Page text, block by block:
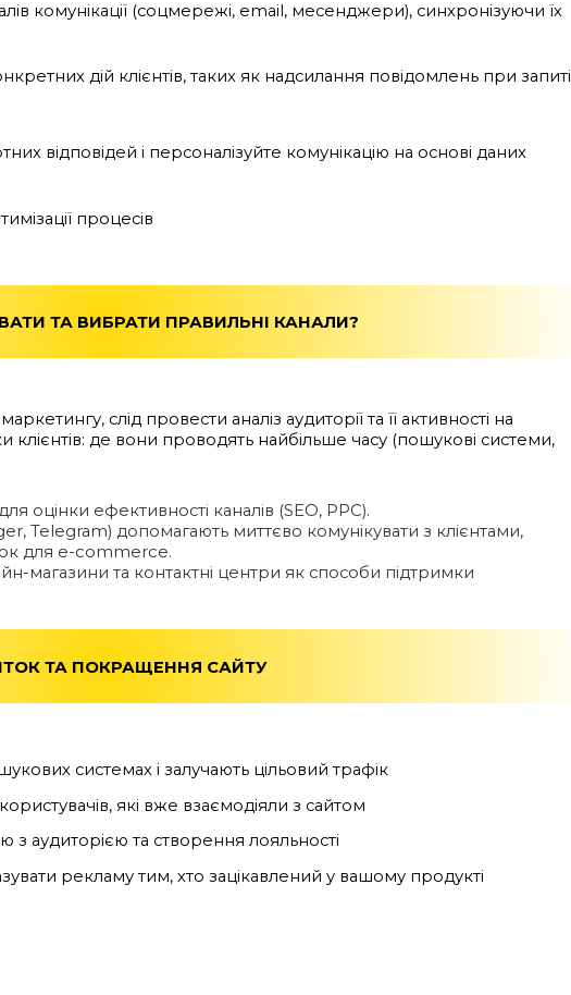
комунікації (соцмережі, email, месенджери), синхронізуючи їх
дій клієнтів, таких як надсилання повідомлень при запиті
відповідей і персоналізуйте комунікацію на основі даних
процесів
ТА ВИБРАТИ ПРАВИЛЬНІ КАНАЛИ?
слід провести аналіз аудиторії та її активності на
клієнтів: де вони проводять найбільше часу (пошукові системи,
оцінки ефективності каналів (SEO, PPC).
Telegram) допомагають миттєво комунікувати з клієнтами,
для e-commerce.
магазини та контактні центри як способи підтримки
ТА ПОКРАЩЕННЯ САЙТУ
системах і залучають цільовий трафік
які вже взаємодіяли з сайтом
з аудиторією та створення лояльності
рекламу тим, хто зацікавлений у вашому продукті